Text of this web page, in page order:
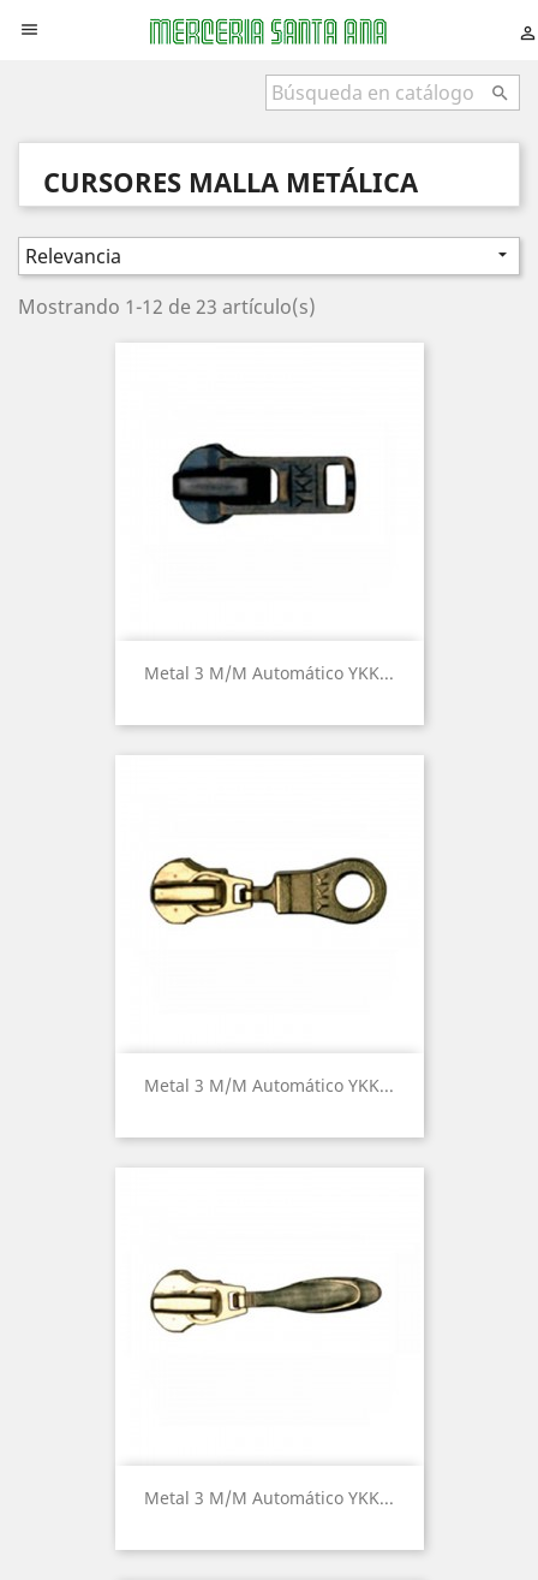
 

CURSORES MALLA METÁLICA
Relevancia 
Mostrando 1-12 de 23 artículo(s)
Metal 3 M/m Automático YKK...
Metal 3 M/m Automático YKK...
Metal 3 M/m Automático YKK...